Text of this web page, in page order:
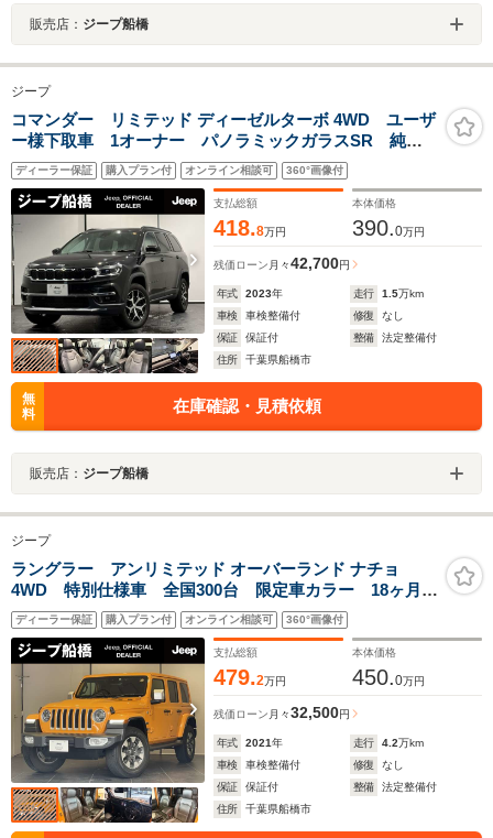
販売店： ジープ船橋
ジープ
コマンダー リミテッド ディーゼルターボ 4WD ユーザ
ー様下取車 1オーナー パノラミックガラスSR 純正
ナビ 車検2年 CarPlay レザーシート(ヒーター) 電動
リアゲート LEDヘッドランプ セーフティ機能 記録
簿 取扱説明書 スペアキー 認定中古車
ディーラー保証 購入プラン付 オンライン相談可 360°画像付
支払総額
418.8万円
本体価格
390.0万円
残価ローン 月々42,700円
年式 2023年 走行 1.5万km
車検
車検整備付 修復
なし
保証
保証付 整備
法定整備付
住所
千葉県船橋市
無
料
在庫確認・見積依頼
販売店： ジープ船橋
ジープ
ラングラー アンリミテッド オーバーランド ナチョ
4WD 特別仕様車 全国300台 限定車カラー 18ヶ月保
証(全国正規店対象) CarPlay 2.0ETC TV Bカメ
ラ セーフティ機能 認定中古車
ディーラー保証 購入プラン付 オンライン相談可 360°画像付
支払総額
479.2万円
本体価格
450.0万円
残価ローン 月々32,500円
年式 2021年 走行 4.2万km
車検
車検整備付 修復
なし
保証
保証付 整備
法定整備付
住所
千葉県船橋市